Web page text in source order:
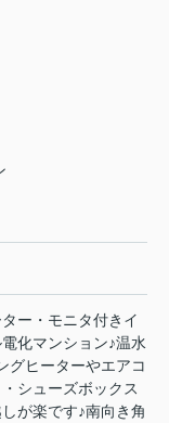
ー・モニタ付きイ
化マンション♪温水
グヒーターやエアコ
シューズボックス
が楽です♪南向き角